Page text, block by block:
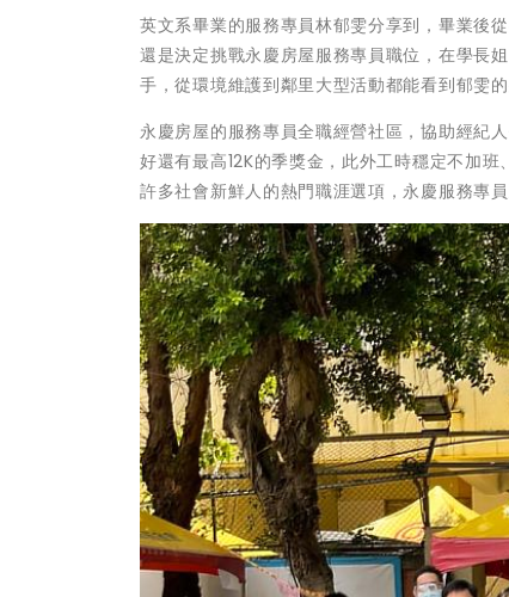
英文系畢業的服務專員林郁雯分享到，畢業後
還是決定挑戰永慶房屋服務專員職位，在學長
手，從環境維護到鄰里大型活動都能看到郁雯
永慶房屋的服務專員全職經營社區，協助經紀
好還有最高12K的季獎金，此外工時穩定不加
許多社會新鮮人的熱門職涯選項，永慶服務專